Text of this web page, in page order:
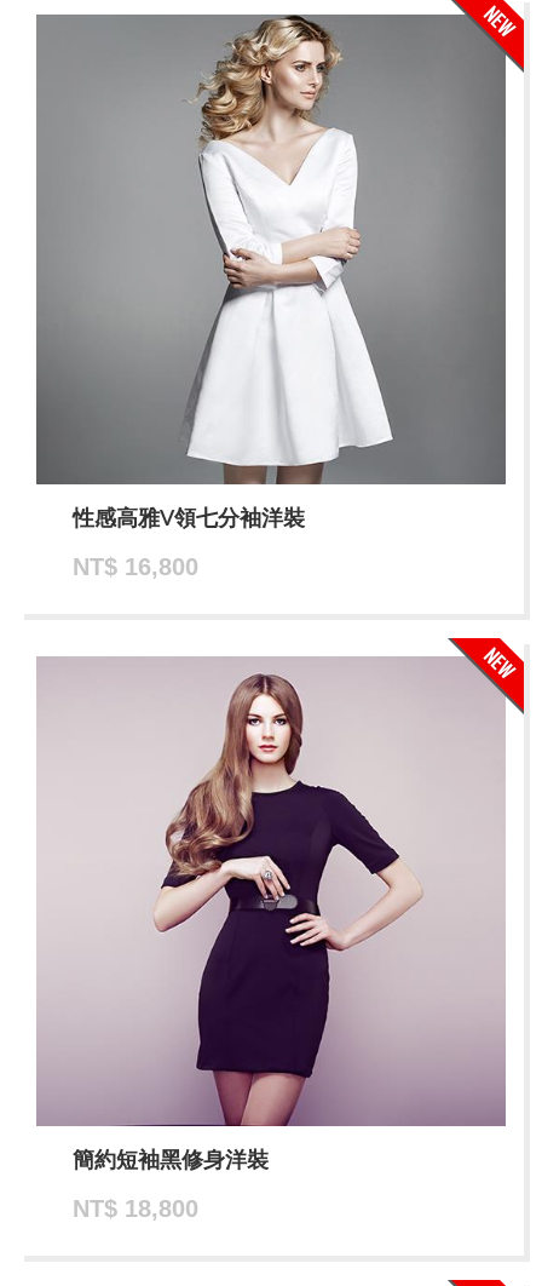
性感高雅V領七分袖洋裝
NT$ 16,800
簡約短袖黑修身洋裝
NT$ 18,800